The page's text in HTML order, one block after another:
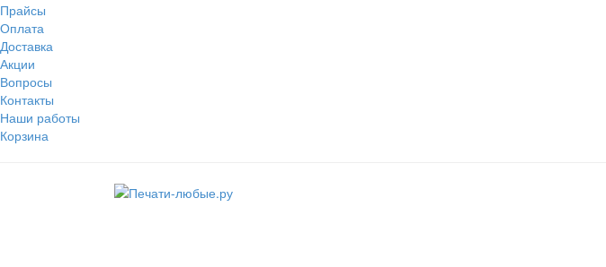
Прайсы
Оплата
Доставка
Акции
Вопросы
Контакты
Наши работы
Корзина